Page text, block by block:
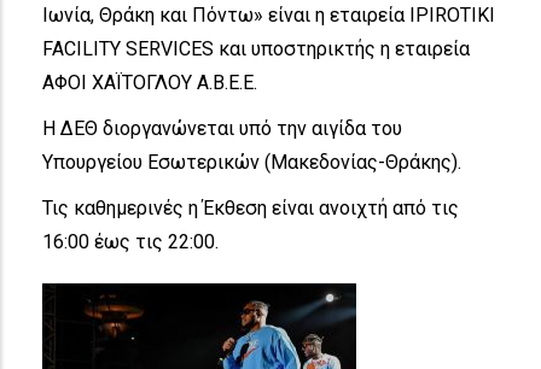
Ιωνία, Θράκη και Πόντω» είναι η εταιρεία IPIROTIKI
FACILITY SERVICES και υποστηρικτής η εταιρεία
ΑΦΟΙ ΧΑΪΤΟΓΛΟΥ Α.Β.Ε.Ε.
Η ΔΕΘ διοργανώνεται υπό την αιγίδα του
Υπουργείου Εσωτερικών (Μακεδονίας-Θράκης).
Τις καθημερινές η Έκθεση είναι ανοιχτή από τις
16:00 έως τις 22:00.